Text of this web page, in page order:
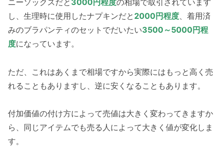
し、生理時に使用したナプキンだと 2000円程度 、着用済
みのブラパンティのセットでだいたい3500～5000円程
度になっています。
ただ、これはあくまで相場ですから実際にはもっと高く売
れることもありますし、逆に安くなることもあります。
付加価値の付け方によって売値は大きく変わってきますか
ら、同じアイテムでも売る人によって大きく値が変化しま
す。